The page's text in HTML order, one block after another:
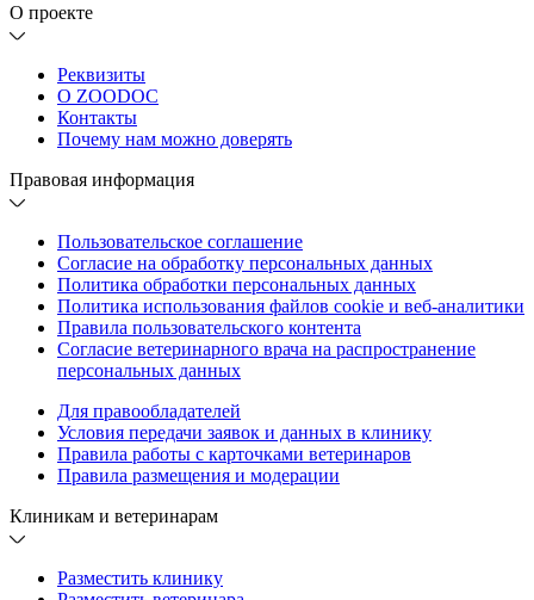
О проекте
Реквизиты
О ZOODOC
Контакты
Почему нам можно доверять
Правовая информация
Пользовательское соглашение
Согласие на обработку персональных данных
Политика обработки персональных данных
Политика использования файлов cookie и веб-аналитики
Правила пользовательского контента
Согласие ветеринарного врача на распространение
персональных данных
Для правообладателей
Условия передачи заявок и данных в клинику
Правила работы с карточками ветеринаров
Правила размещения и модерации
Клиникам и ветеринарам
Разместить клинику